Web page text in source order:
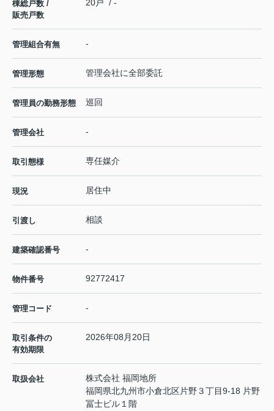
棟総戸数 /
販売戸数
20戸 / -
管理組合有無 -
管理形態 管理会社に全部委託
管理員の勤務形態 巡回
管理会社 -
取引態様 専任媒介
現況 居住中
引渡し 相談
建築確認番号 -
物件番号 92772417
管理コード -
取引条件の
有効期限
2026年08月20日
取扱会社
株式会社 福岡地所
福岡県北九州市小倉北区片野３丁目9-18 片野
冨士ビル１階